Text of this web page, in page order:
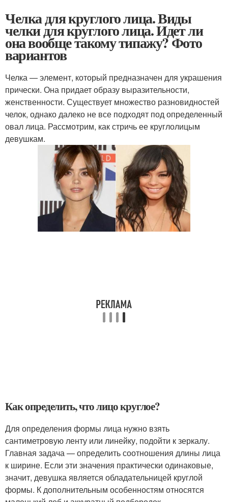
Челка для круглого лица. Виды
челки для круглого лица. Идет ли
она вообще такому типажу? Фото
вариантов
Челка — элемент, который предназначен для украшения
прически. Она придает образу выразительности,
женственности. Существует множество разновидностей
челок, однако далеко не все подходят под определенный
овал лица. Рассмотрим, как стричь ее круглолицым
девушкам.
Как определить, что лицо круглое?
Для определения формы лица нужно взять
сантиметровую ленту или линейку, подойти к зеркалу.
Главная задача — определить соотношения длины лица
к ширине. Если эти значения практически одинаковые,
значит, девушка является обладательницей круглой
формы. К дополнительным особенностям относятся